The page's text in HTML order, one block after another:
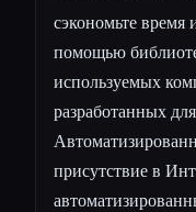
сэкономьте время
помощью
используемых
разработанных
присутствие в